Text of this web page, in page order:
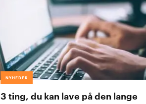
NYHEDER
3 ting, du kan lave på den lange